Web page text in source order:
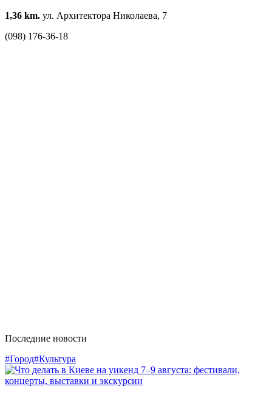
1,36 km. ул. Архитектора Николаева, 7
(098) 176-36-18
Последние новости
#Город#Культура